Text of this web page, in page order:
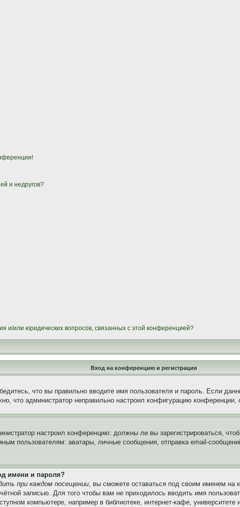
и недругов?
и/или юридических вопросов, связанных с этой конференцией?
Вход на конференцию и регистрация
что вы правильно вводите имя пользователя и пароль. Если
что администратор неправильно настроил конфигурацию конференции,
настроил конференцию: должны ли вы зарегистрироваться,
пользователям: аватары, личные сообщения, отправка email-
имени и пароля?
при каждом посещении, вы сможете оставаться под своим именем на
записью. Для того чтобы вам не приходилось вводить имя
компьютере, например в библиотеке, интернет-кафе, университете